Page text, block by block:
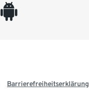
android
Barrierefreiheitserklärung